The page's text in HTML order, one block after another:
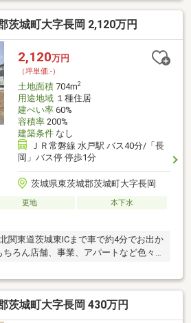
茨城町大字長岡 2,120万円
2,120万円
（坪単価:-）
土地面積704m2
用途地域１種住居
建ぺい率60%
容積率200%
建築条件なし
ＪＲ常磐線 水戸駅 バス40分/「長
岡」バス停 停歩1分
茨城県東茨城郡茨城町大字長岡
更地
本下水
関東道茨城東ICまで車で約4分でお出か
ろん店舗、事業、アパートなど色々
茨城町大字長岡 430万円